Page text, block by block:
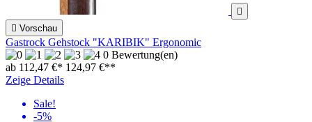

 Vorschau
Gastrock Gehstock "KARIBIK" Ergonomic
0 Bewertung(en)
ab 112,47 €* 124,97 €**
Zeige Details
Sale!
-5%